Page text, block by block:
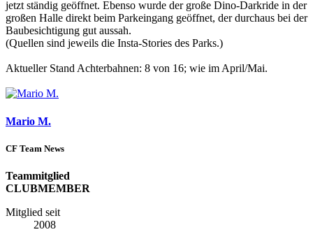
jetzt ständig geöffnet. Ebenso wurde der große Dino-Darkride in der
großen Halle direkt beim Parkeingang geöffnet, der durchaus bei der
Baubesichtigung gut aussah.
(Quellen sind jeweils die Insta-Stories des Parks.)
Aktueller Stand Achterbahnen: 8 von 16; wie im April/Mai.
Mario M.
CF Team News
Teammitglied
CLUBMEMBER
Mitglied seit
2008